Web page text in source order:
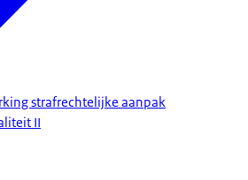
strafrechtelijke aanpak
II